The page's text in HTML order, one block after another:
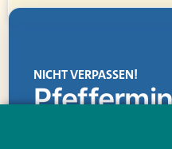
NICHT VERPASSEN!